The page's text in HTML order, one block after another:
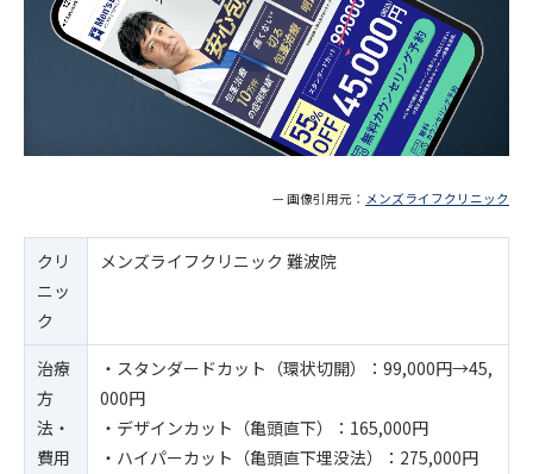
— 画像引用元： メンズライフクリニック
クリ
ニッ
ク
メンズライフクリニック 難波院
治療
方
法・
費用
・スタンダードカット（環状切開）：99,000円→45,
000円
・デザインカット（亀頭直下）：165,000円
・ハイパーカット（亀頭直下埋没法）：275,000円